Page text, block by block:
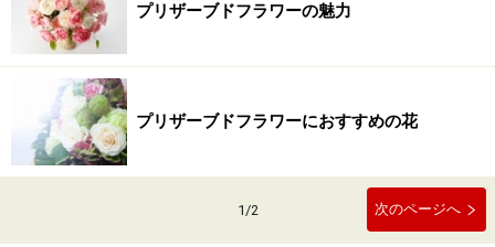
プリザーブドフラワーの魅力
プリザーブドフラワーにおすすめの花
1/2 次のページへ